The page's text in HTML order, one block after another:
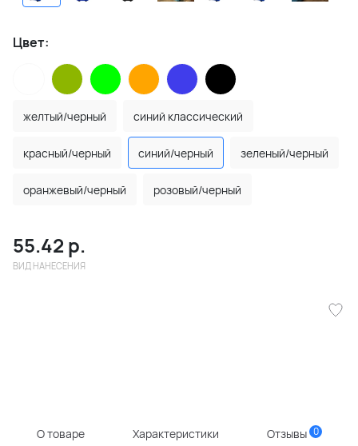
Цвет:
желтый/черный синий классический
красный/черный синий/черный зеленый/черный
оранжевый/черный розовый/черный
55.42 р.
ВИД НАНЕСЕНИЯ
О товаре Характеристики Отзывы 0